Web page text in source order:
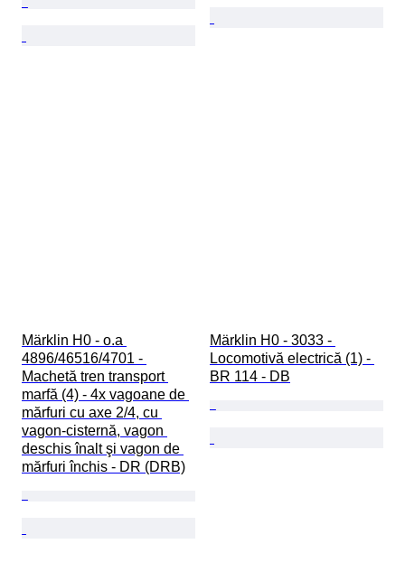
Märklin H0 - o.a
4896/46516/4701 -
Machetă tren transport
marfă (4) - 4x vagoane de
mărfuri cu axe 2/4, cu
vagon-cisternă, vagon
deschis înalt şi vagon de
mărfuri închis - DR (DRB)
Märklin H0 - 3033 -
Locomotivă electrică (1) -
BR 114 - DB